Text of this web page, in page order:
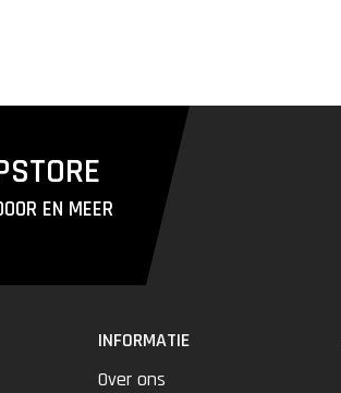
EN MEER
INFORMATIE
Over ons